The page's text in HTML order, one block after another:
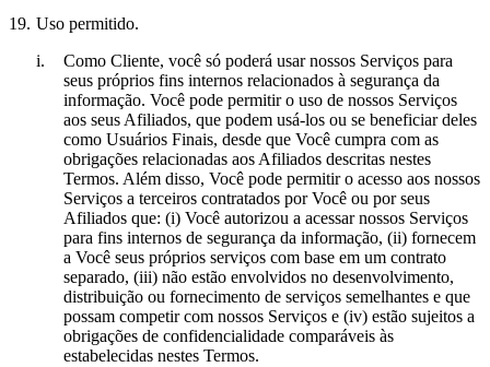
19. Uso permitido.
i.
Como Cliente, você só poderá usar nossos Serviços para
seus próprios fins internos relacionados à segurança da
informação. Você pode permitir o uso de nossos Serviços
aos seus Afiliados, que podem usá-los ou se beneficiar deles
como Usuários Finais, desde que Você cumpra com as
obrigações relacionadas aos Afiliados descritas nestes
Termos. Além disso, Você pode permitir o acesso aos nossos
Serviços a terceiros contratados por Você ou por seus
Afiliados que: (i) Você autorizou a acessar nossos Serviços
para fins internos de segurança da informação, (ii) fornecem
a Você seus próprios serviços com base em um contrato
separado, (iii) não estão envolvidos no desenvolvimento,
distribuição ou fornecimento de serviços semelhantes e que
possam competir com nossos Serviços e (iv) estão sujeitos a
obrigações de confidencialidade comparáveis às
estabelecidas nestes Termos.